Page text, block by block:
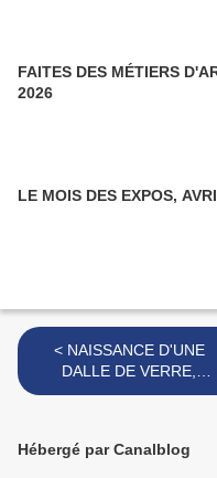
FAITES DES MÉTIERS
2026
LE MOIS DES EXPOS,
< NAISSANCE D'UNE
DALLE DE VERRE,
JUILLET 2025
Hébergé par Canalblog